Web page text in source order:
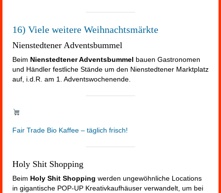
16) Viele weitere Weihnachtsmärkte
Nienstedtener Adventsbummel
Beim Nienstedtener Adventsbummel bauen Gastronomen
und Händler festliche Stände um den Nienstedtener Marktplatz
auf, i.d.R. am 1. Adventswochenende.
Fair Trade Bio Kaffee – täglich frisch!
Holy Shit Shopping
Beim Holy Shit Shopping werden ungewöhnliche Locations
in gigantische POP-UP Kreativkaufhäuser verwandelt, um bei